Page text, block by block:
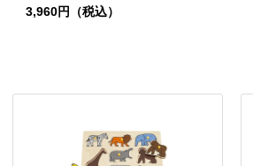
3,960円（税込）